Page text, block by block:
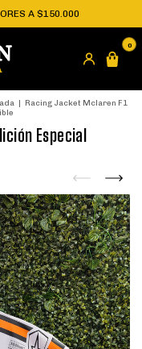
A $150.000
0
| Racing Jacket Mclaren F1
Especial